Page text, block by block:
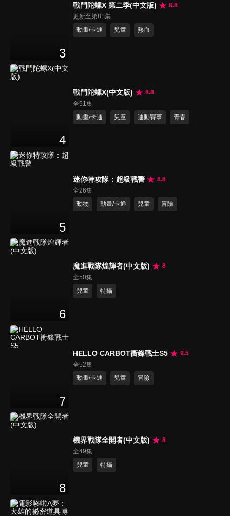
3
戰鬥陀螺X 第二季(中文版)
8.8
更新至第81集
動畫/卡通
兒童 熱血
4
戰鬥陀螺X(中文版)
8.8
全51集
動畫/卡通
兒童 運動賽事 青春
5
迷你特攻隊：超級戰警
8.8
全26集
動物
動畫/卡通 兒童 冒險
6
魔進戰隊煌輝者(中文版)
8
全50集
兒童
特攝
7
HELLO CARBOT衝鋒戰士S5
9.5
全52集
動畫/卡通
兒童 冒險
8
機界戰隊全開者(中文版)
8
全49集
兒童
特攝